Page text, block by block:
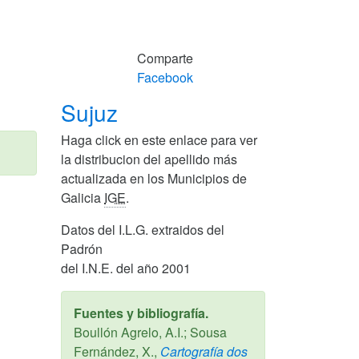
Comparte
Facebook
Sujuz
Haga click en este enlace para ver
la distribucion del apellido más
actualizada en los Municipios de
Galicia IGE.
Datos del I.L.G. extraidos del
Padrón
del I.N.E. del año 2001
Fuentes y bibliografía.
Boullón Agrelo, A.I.; Sousa
Fernández, X., Cartografía dos